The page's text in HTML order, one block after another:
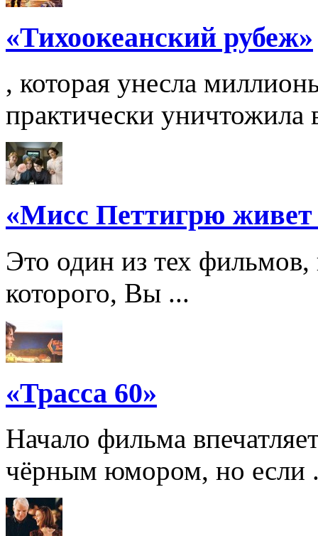
«Тихоокеанский рубеж»
, которая унесла
практически уничтожила
«Мисс Петтигрю
Это один из тех
которого, Вы ...
«Трасса 60»
Начало фильма
чёрным юмором, но если